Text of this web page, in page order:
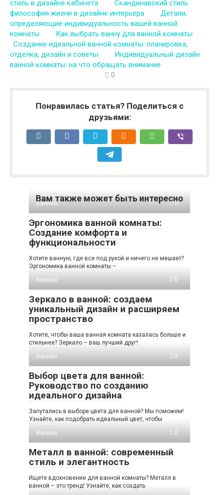
стиль в дизайне кабинета
Скандинавский стиль:
философия жизни в дизайне интерьера
Детали,
определяющие индивидуальность вашей ванной
комнаты
Как выбрать ванну для ванной комнаты
Создание идеальной ванной комнаты: планировка,
отделка, дизайн и советы
Индивидуальный дизайн
ванной комнаты: на что обращать внимание
0
Понравилась статья? Поделиться с
друзьями:
Вам также может быть интересно
Ванная 0
Эргономика ванной комнаты:
Создание комфорта и
функциональности
Хотите ванную, где все под рукой и ничего не мешает?
Эргономика ванной комнаты –
Ванная
0
Зеркало в ванной: создаем
уникальный дизайн и расширяем
пространство
Хотите, чтобы ваша ванная комната казалась больше и
стильнее? Зеркало – ваш лучший друг!
Ванная
0
Выбор цвета для ванной:
Руководство по созданию
идеального дизайна
Запутались в выборе цвета для ванной? Мы поможем!
Узнайте, как подобрать идеальный цвет, чтобы
Ванная
0
Металл в ванной: современный
стиль и элегантность
Ищете вдохновение для ванной комнаты? Металл в
ванной – это тренд! Узнайте, как создать